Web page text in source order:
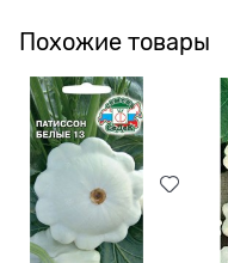
Похожие товары